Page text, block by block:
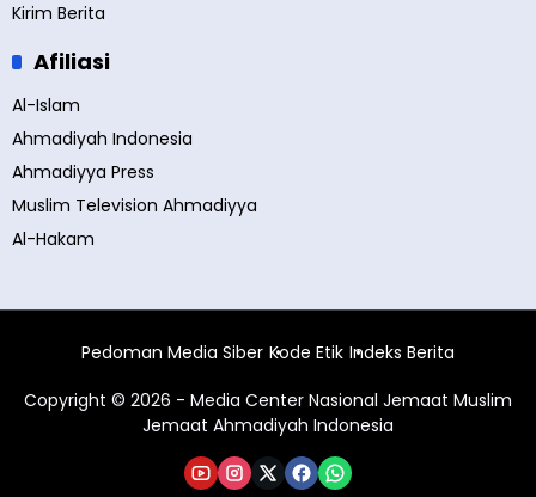
Kirim Berita
Afiliasi
Al-Islam
Ahmadiyah Indonesia
Ahmadiyya Press
Muslim Television Ahmadiyya
Al-Hakam
Pedoman Media Siber Kode Etik Indeks Berita
Copyright © 2026 - Media Center Nasional Jemaat Muslim
Jemaat Ahmadiyah Indonesia